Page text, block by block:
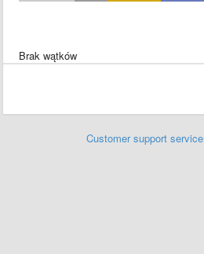
Brak wątków
Customer support service